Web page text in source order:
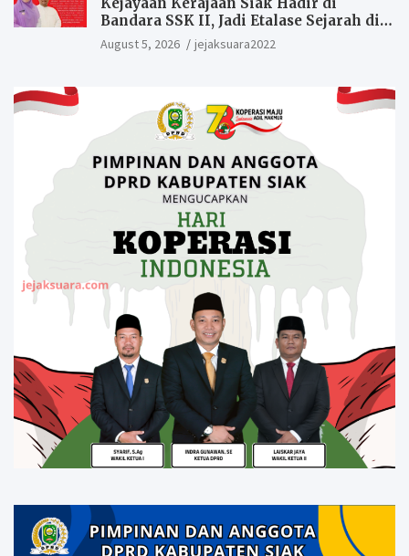
Bandara SSK II, Jadi Etalase Sejarah di
Gerbang Riau
August 5, 2026 jejaksuara2022